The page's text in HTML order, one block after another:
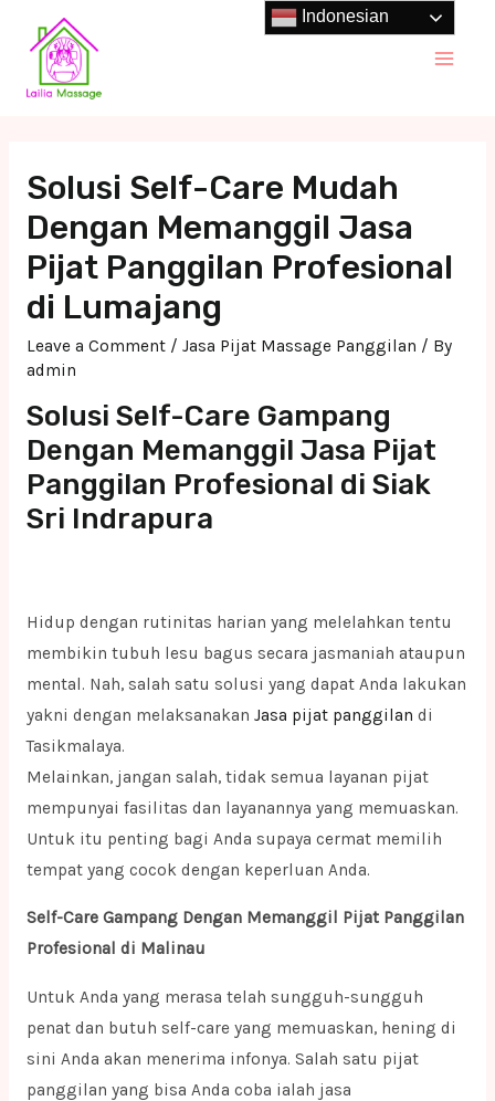
content
Solusi Self-Care Mudah
Dengan Memanggil Jasa
Pijat Panggilan Profesional
di Lumajang
Leave a Comment / Jasa Pijat Massage Panggilan / By
admin
Solusi Self-Care Gampang
Dengan Memanggil Jasa Pijat
Panggilan Profesional di Siak
Sri Indrapura
Hidup dengan rutinitas harian yang melelahkan tentu
membikin tubuh lesu bagus secara jasmaniah ataupun
mental. Nah, salah satu solusi yang dapat Anda lakukan
yakni dengan melaksanakan Jasa pijat panggilan di
Tasikmalaya.
Melainkan, jangan salah, tidak semua layanan pijat
mempunyai fasilitas dan layanannya yang memuaskan.
Untuk itu penting bagi Anda supaya cermat memilih
tempat yang cocok dengan keperluan Anda.
Self-Care Gampang Dengan Memanggil Pijat Panggilan
Profesional di Malinau
Untuk Anda yang merasa telah sungguh-sungguh
penat dan butuh self-care yang memuaskan, hening di
sini Anda akan menerima infonya. Salah satu pijat
panggilan yang bisa Anda coba ialah jasa
Indonesian